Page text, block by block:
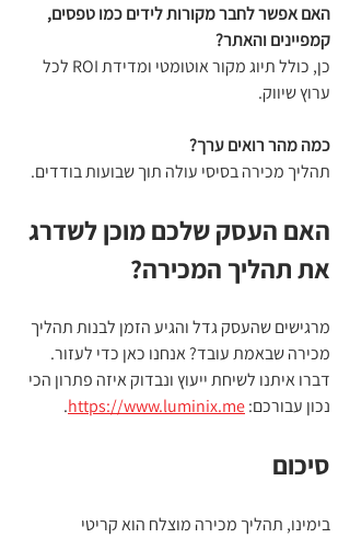
האם אפשר לחבר מקורות לידים כמו טפסים,
קמפיינים והאתר?
כן, כולל תיוג מקור אוטומטי ומדידת ROI לכל
ערוץ שיווק.
כמה מהר רואים ערך?
תהליך מכירה בסיסי עולה תוך שבועות בודדים.
האם העסק שלכם מוכן לשדרג
את תהליך המכירה?
מרגישים שהעסק גדל והגיע הזמן לבנות תהליך
מכירה שבאמת עובד? אנחנו כאן כדי לעזור.
דברו איתנו לשיחת ייעוץ ונבדוק איזה פתרון הכי
נכון עבורכם: https://www.luminix.me
.
סיכום
בימינו, תהליך מכירה מוצלח הוא קריטי